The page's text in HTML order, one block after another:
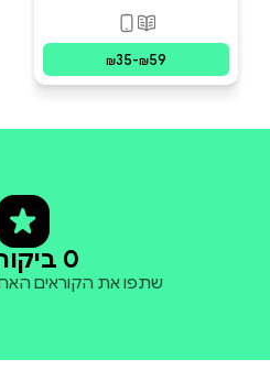
פורמטים זמינים
₪35-₪59
0 ביקורות
שתפו את הקוראים